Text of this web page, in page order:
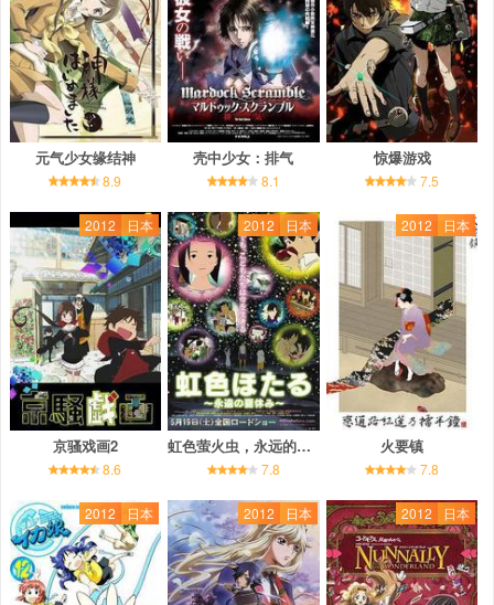
元气少女缘结神
8.9
壳中少女：排气
8.1
惊爆游戏
7.5
2012 日本
京骚戏画2
8.6
2012 日本
虹色萤火虫，永远的暑假
7.8
2012 日本
火要镇
7.8
2012 日本 2012 日本 2012 日本